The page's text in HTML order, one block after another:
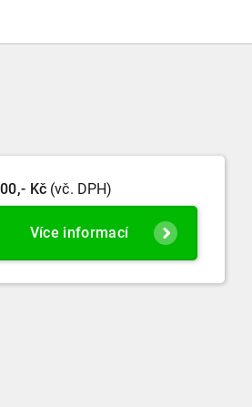
Kč (vč. DPH)
Více informací